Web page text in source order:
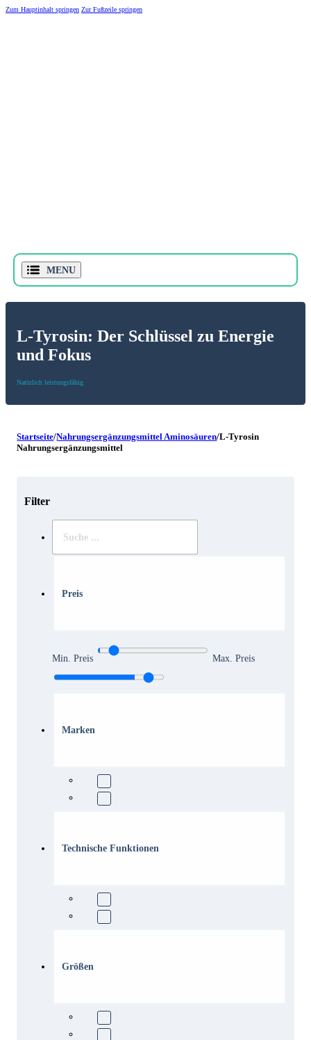
Zum Hauptinhalt springen Zur Fußzeile springen
L-Tyrosin: Der Schlüssel zu Energie
und Fokus
Natürlich leistungsfähig
Startseite/Nahrungsergänzungsmittel Aminosäuren/L-Tyrosin
Nahrungsergänzungsmittel
Filter
Suche
Preis
Min. Preis Max. Preis
Marken
Technische Funktionen
Größen